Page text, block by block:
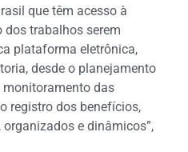
que têm acesso à
dos trabalhos serem
plataforma eletrônica,
desde o planejamento
monitoramento das
registro dos benefícios,
e dinâmicos”,